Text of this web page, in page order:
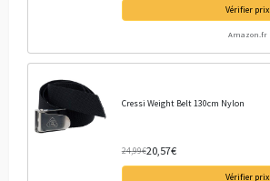
Vérifier prix
Amazon.fr
Cressi Weight Belt 130cm Nylon
24,99€20,57€
Vérifier prix